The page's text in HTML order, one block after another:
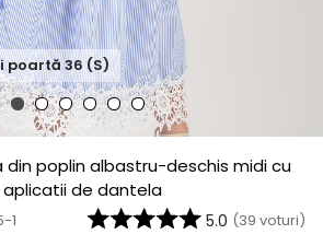
poartă36 (S)
din poplin albastru-deschis midi cu
de dantela
1 5.0 (39 voturi)